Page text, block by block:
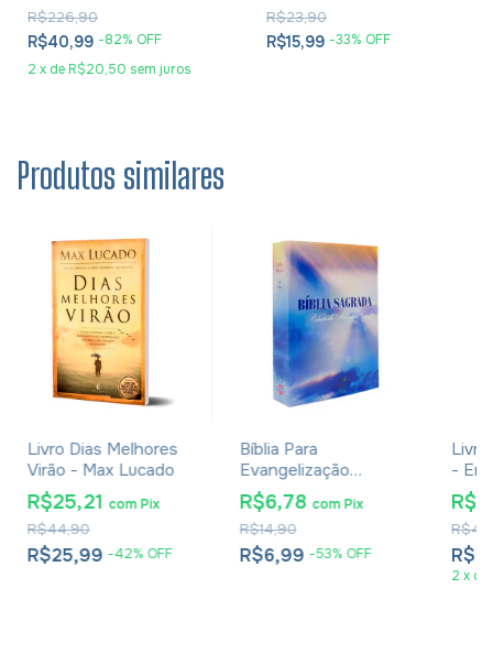
R$40,99 -82% OFF
2 x de R$20,50 sem juros
R$226,90
R$15,99 -33% OFF
R$23,90
Produtos similares
Livro Dias Melhores
Virão - Max Lucado
R$25,99 -42% OFF
R$44,90
R$25,21 com Pix
Bíblia Para
Evangelização
Pequena - RC Edição
De Promessas
R$6,99 -53% OFF
R$14,90
R$6,78 com Pix
-
2 x de